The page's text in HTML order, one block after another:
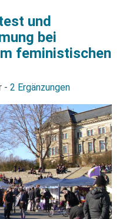
und
bei
feministischen
- 2 Ergänzungen